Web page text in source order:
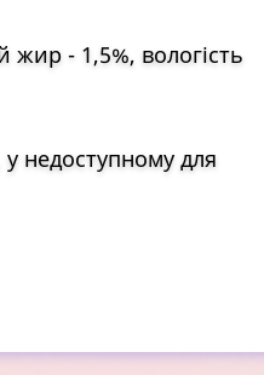
жир - 1,5%, вологість
недоступному для